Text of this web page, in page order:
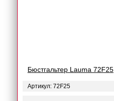
Бюстгальтер Lauma 72F25
Артикул: 72F25